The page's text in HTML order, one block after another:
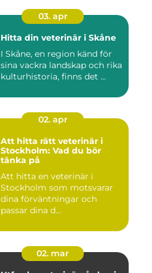
03. apr
Hitta din veterinär i Skåne
I Skåne, en region känd för
sina vackra landskap och rika
kulturhistoria, finns det ...
02. apr
Att hitta rätt veterinär i
Stockholm: Vad du bör
tänka på
Att hitta en veterinär i
Stockholm som motsvarar
dina förväntningar och
passar dina d...
02. mar